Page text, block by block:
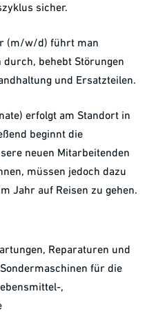
sicher.
(m/w/d) führt man
behebt Störungen
und Ersatzteilen.
erfolgt am Standort in
beginnt die
neuen Mitarbeitenden
müssen jedoch dazu
Jahr auf Reisen zu gehen.
Reparaturen und
für die
,